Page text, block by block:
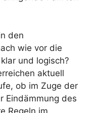
den
wie vor die
und logisch?
aktuell
ob im Zuge der
Eindämmung des
Regeln im